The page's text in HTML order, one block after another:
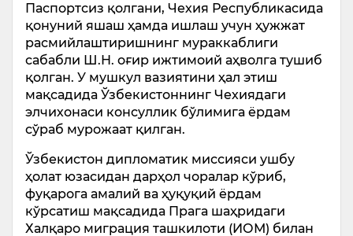
Паспортсиз қолгани, Чехия Республикасида
қонуний яшаш ҳамда ишлаш учун ҳужжат
расмийлаштиришнинг мураккаблиги
сабабли Ш.Н. оғир ижтимоий аҳволга тушиб
қолган. У мушкул вазиятини ҳал этиш
мақсадида Ўзбекистоннинг Чехиядаги
элчихонаси консуллик бўлимига ёрдам
сўраб мурожаат қилган.
Ўзбекистон дипломатик миссияси ушбу
ҳолат юзасидан дарҳол чоралар кўриб,
фуқарога амалий ва ҳуқуқий ёрдам
кўрсатиш мақсадида Прага шаҳридаги
Халқаро миграция ташкилоти (ИОМ) билан